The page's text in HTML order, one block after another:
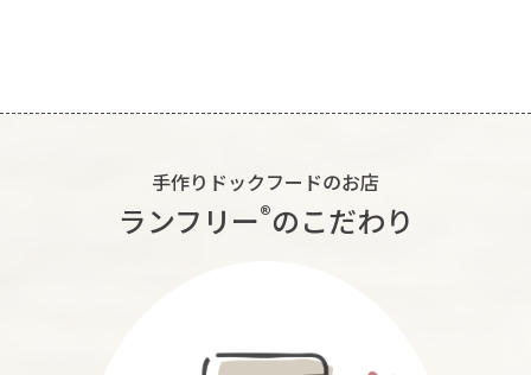
手作りドックフードのお店
ランフリー®︎のこだわり